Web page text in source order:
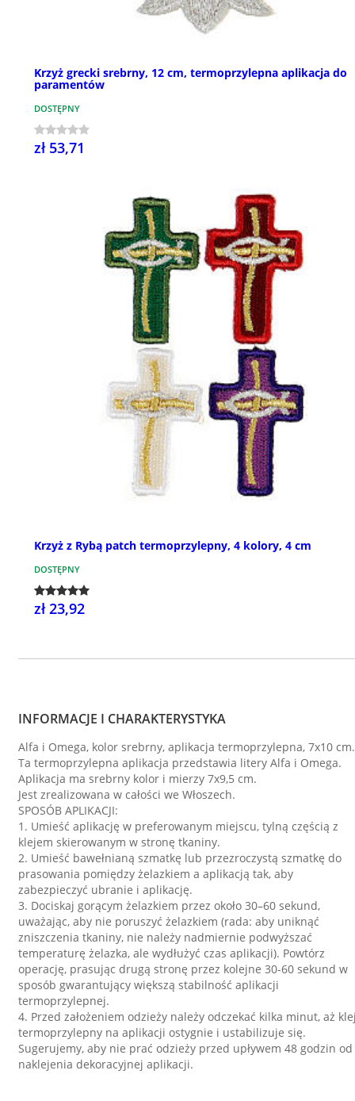
Krzyż grecki srebrny, 12 cm, termoprzylepna aplikacja do
paramentów
DOSTĘPNY
zł 53,71
Krzyż z Rybą patch termoprzylepny, 4 kolory, 4 cm
DOSTĘPNY
zł 23,92
INFORMACJE I CHARAKTERYSTYKA
Alfa i Omega, kolor srebrny, aplikacja termoprzylepna, 7x10 cm.
Ta termoprzylepna aplikacja przedstawia litery Alfa i Omega.
Aplikacja ma srebrny kolor i mierzy 7x9,5 cm.
Jest zrealizowana w całości we Włoszech.
SPOSÓB APLIKACJI:
1. Umieść aplikację w preferowanym miejscu, tylną częścią z
klejem skierowanym w stronę tkaniny.
2. Umieść bawełnianą szmatkę lub przezroczystą szmatkę do
prasowania pomiędzy żelazkiem a aplikacją tak, aby
zabezpieczyć ubranie i aplikację.
3. Dociskaj gorącym żelazkiem przez około 30–60 sekund,
uważając, aby nie poruszyć żelazkiem (rada: aby uniknąć
zniszczenia tkaniny, nie należy nadmiernie podwyższać
temperaturę żelazka, ale wydłużyć czas aplikacji). Powtórz
operację, prasując drugą stronę przez kolejne 30-60 sekund w
sposób gwarantujący większą stabilność aplikacji
termoprzylepnej.
4. Przed założeniem odzieży należy odczekać kilka minut, aż
termoprzylepny na aplikacji ostygnie i ustabilizuje się.
Sugerujemy, aby nie prać odzieży przed upływem 48 godzin od
naklejenia dekoracyjnej aplikacji.